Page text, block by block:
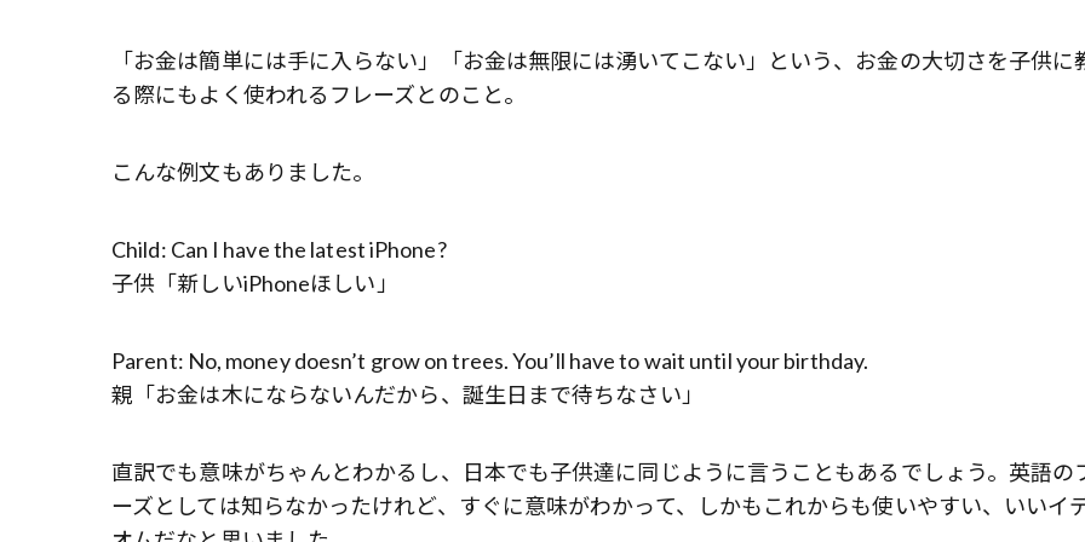
「お金は簡単には手に入らない」「お金は無限には湧いてこない」という、お金の大切さを子供に
る際にもよく使われるフレーズとのこと。
こんな例文もありました。
Child: Can I have the latest iPhone?
子供「新しいiPhoneほしい」
Parent: No, money doesn’t grow on trees. You’ll have to wait until your birthday.
親「お金は木にならないんだから、誕生日まで待ちなさい」
直訳でも意味がちゃんとわかるし、日本でも子供達に同じように言うこともあるでしょう。英語の
ーズとしては知らなかったけれど、すぐに意味がわかって、しかもこれからも使いやすい、いいイ